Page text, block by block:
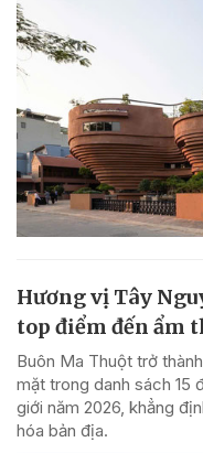
Hương vị Tây
top điểm đến ẩm
Buôn Ma Thuột trở
mặt trong danh sách 15
giới năm 2026, khẳng
hóa bản địa.